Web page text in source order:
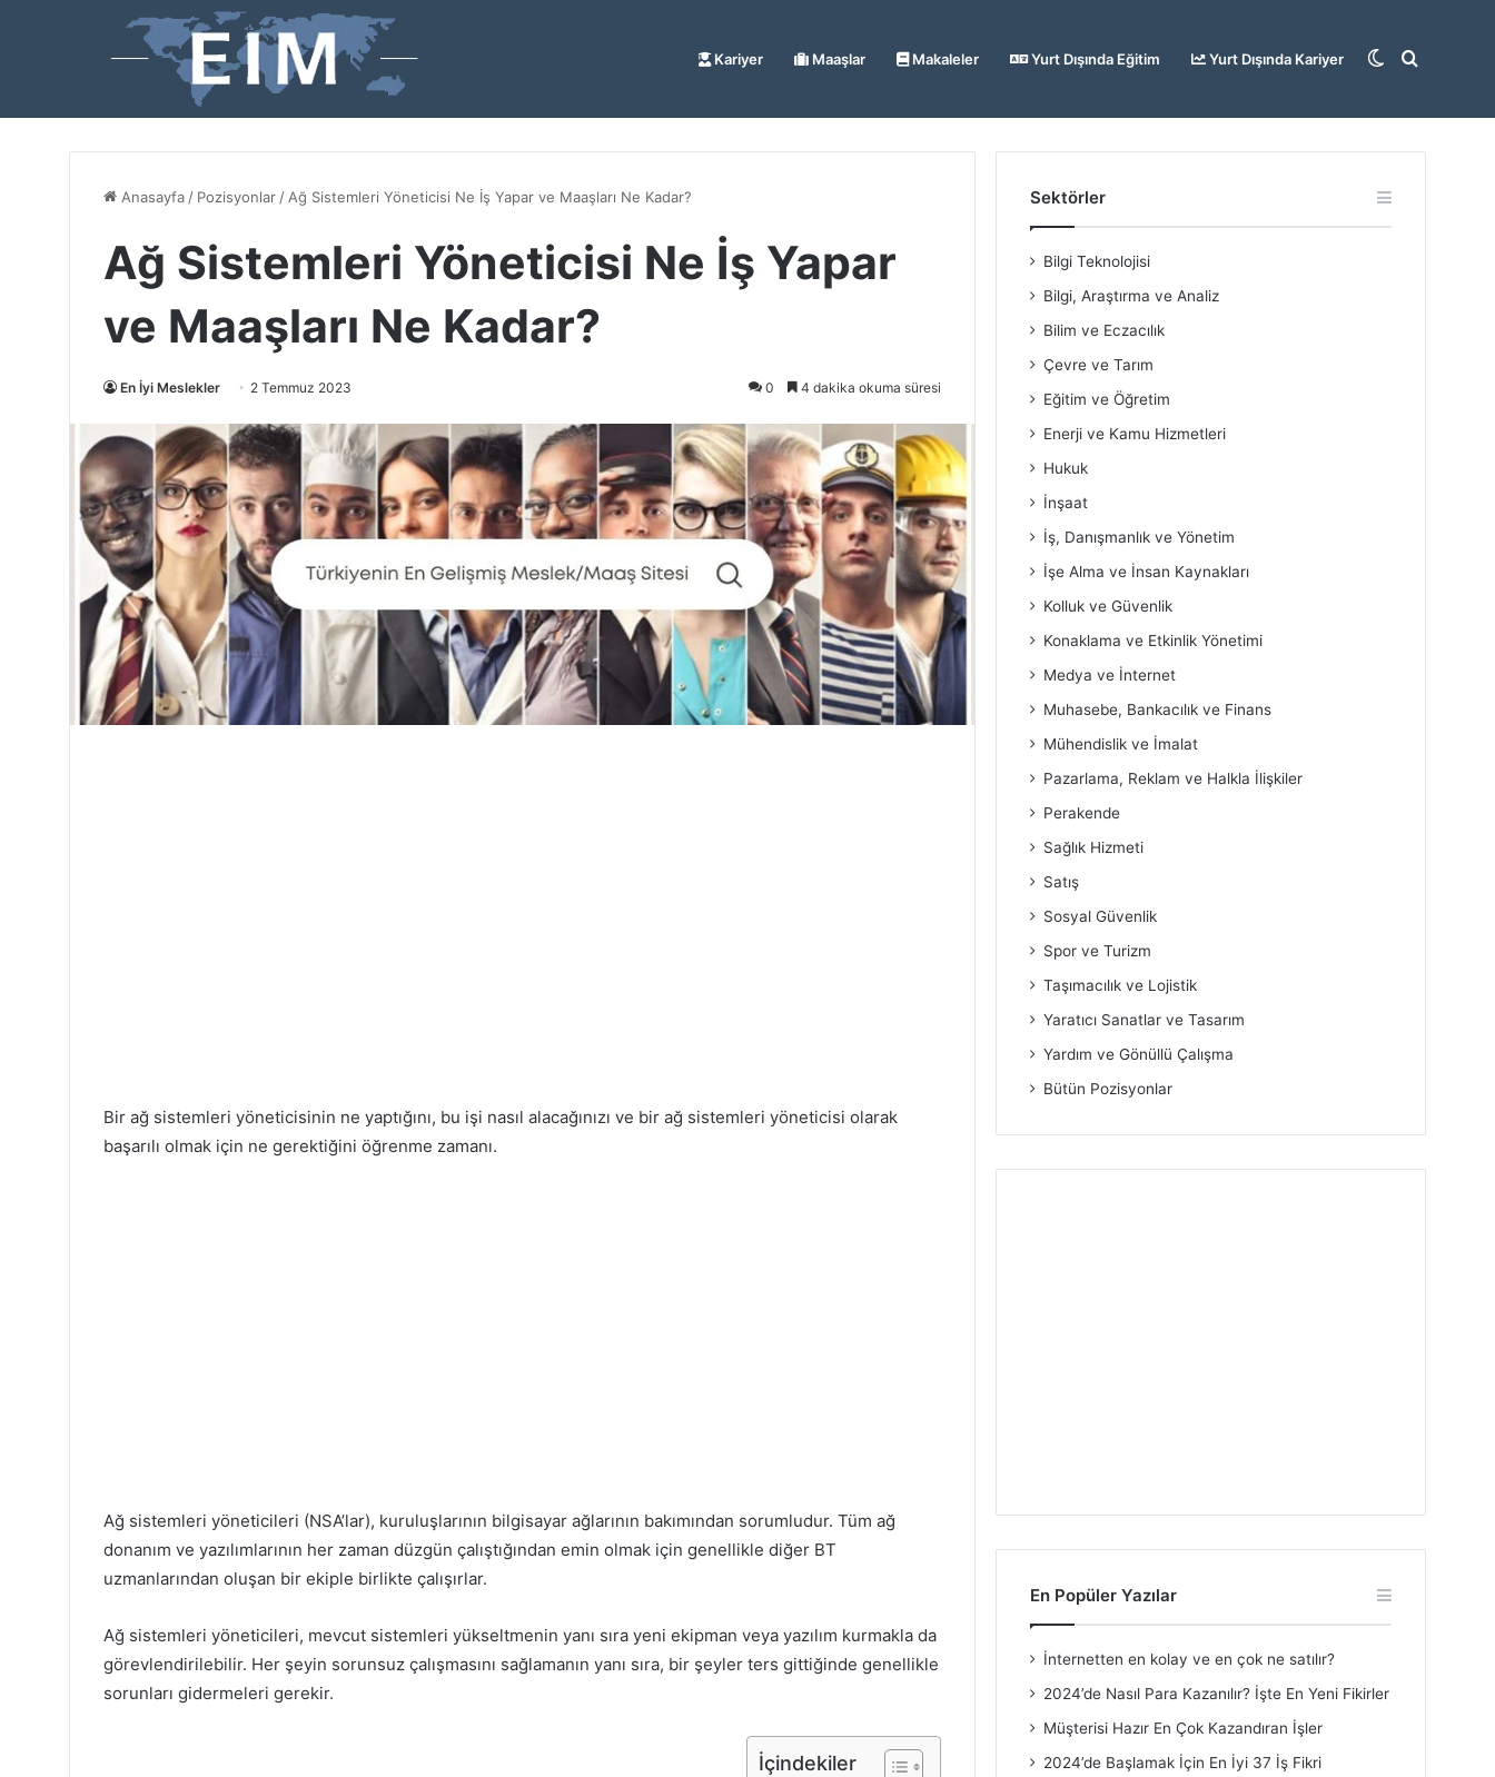
Kariyer Maaşlar Makaleler Yurt Dışında Eğitim Yurt Dışında Kariyer Arama
Dış
Anasayfa / Pozisyonlar / Ağ Sistemleri Yöneticisi Ne İş Yapar ve Maaşları Ne Kadar?
Ağ Sistemleri Yöneticisi Ne İş Yapar
ve Maaşları Ne Kadar?
En İyi Meslekler 2 Temmuz 2023 0 4 dakika okuma süresi
Bir ağ sistemleri yöneticisinin ne yaptığını, bu işi nasıl alacağınızı ve bir ağ sistemleri yöneticisi olarak
başarılı olmak için ne gerektiğini öğrenme zamanı.
Ağ sistemleri yöneticileri (NSA’lar), kuruluşlarının bilgisayar ağlarının bakımından sorumludur. Tüm ağ
donanım ve yazılımlarının her zaman düzgün çalıştığından emin olmak için genellikle diğer BT
uzmanlarından oluşan bir ekiple birlikte çalışırlar.
Ağ sistemleri yöneticileri, mevcut sistemleri yükseltmenin yanı sıra yeni ekipman veya yazılım kurmakla da
görevlendirilebilir. Her şeyin sorunsuz çalışmasını sağlamanın yanı sıra, bir şeyler ters gittiğinde genellikle
sorunları gidermeleri gerekir.
İçindekiler
Sektörler
Bilgi Teknolojisi
Bilgi, Araştırma ve Analiz
Bilim ve Eczacılık
Çevre ve Tarım
Eğitim ve Öğretim
Enerji ve Kamu Hizmetleri
Hukuk
İnşaat
İş, Danışmanlık ve Yönetim
İşe Alma ve İnsan Kaynakları
Kolluk ve Güvenlik
Konaklama ve Etkinlik Yönetimi
Medya ve İnternet
Muhasebe, Bankacılık ve Finans
Mühendislik ve İmalat
Pazarlama, Reklam ve Halkla İlişkiler
Perakende
Sağlık Hizmeti
Satış
Sosyal Güvenlik
Spor ve Turizm
Taşımacılık ve Lojistik
Yaratıcı Sanatlar ve Tasarım
Yardım ve Gönüllü Çalışma
Bütün Pozisyonlar
En Popüler Yazılar
İnternetten en kolay ve en çok ne satılır?
2024’de Nasıl Para Kazanılır? İşte En Yeni Fikirler
Müşterisi Hazır En Çok Kazandıran İşler
2024’de Başlamak İçin En İyi 37 İş Fikri